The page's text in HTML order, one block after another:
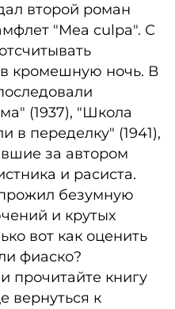
второй роман
"Mea culpa". С
кромешную ночь. В
(1937), "Школа
в переделку" (1941),
за автором
и расиста.
безумную
и крутых
вот как оценить
фиаско?
прочитайте книгу
вернуться к